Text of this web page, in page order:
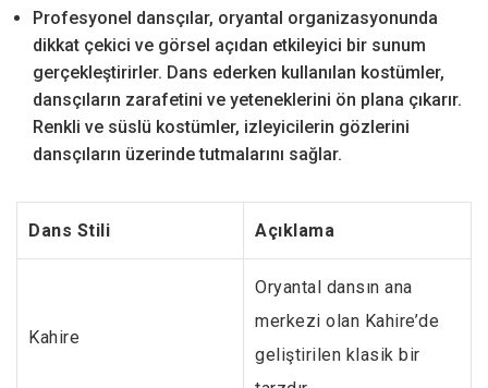
Profesyonel dansçılar, oryantal organizasyonunda
dikkat çekici ve görsel açıdan etkileyici bir sunum
gerçekleştirirler. Dans ederken kullanılan kostümler,
dansçıların zarafetini ve yeteneklerini ön plana çıkarır.
Renkli ve süslü kostümler, izleyicilerin gözlerini
dansçıların üzerinde tutmalarını sağlar.
Dans Stili Açıklama
Kahire
Oryantal dansın ana
merkezi olan Kahire’de
geliştirilen klasik bir